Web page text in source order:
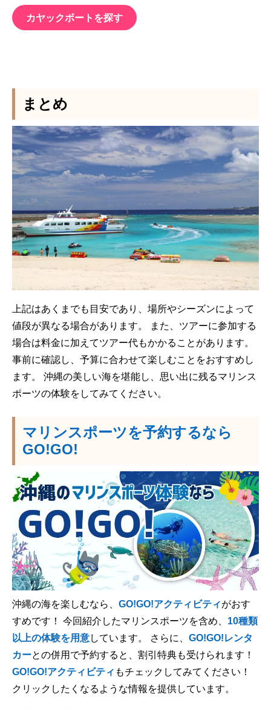
カヤックボートを探す
まとめ
上記はあくまでも目安であり、場所やシーズンによって
値段が異なる場合があります。 また、ツアーに参加する
場合は料金に加えてツアー代もかかることがあります。
事前に確認し、予算に合わせて楽しむことをおすすめし
ます。 沖縄の美しい海を堪能し、思い出に残るマリンス
ポーツの体験をしてみてください。
マリンスポーツを予約するなら
GO!GO!
沖縄の海を楽しむなら、 GO!GO!アクティビティがおす
すめです！ 今回紹介したマリンスポーツを含め、 10種類
以上の体験を用意しています。 さらに、 GO!GO!レンタ
カーとの併用で予約すると、割引特典も受けられます！
GO!GO!アクティビティ もチェックしてみてください！
クリックしたくなるような情報を提供しています。